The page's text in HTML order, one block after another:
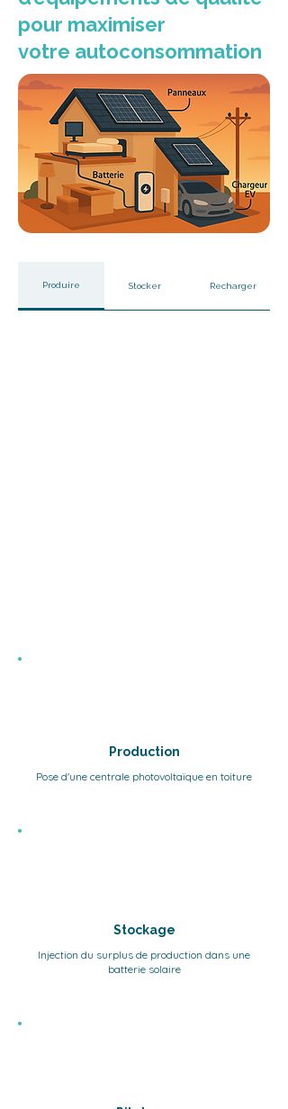
Produire Stocker Recharger
pour maximiser
votre autoconsommation
Production
Pose d'une centrale photovoltaïque en toiture
Stockage
Injection du surplus de production dans une
batterie solaire